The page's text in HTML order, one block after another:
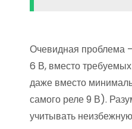
Очевидная проблема
6 В, вместо
даже вместо
самого реле 9 В).
учитывать